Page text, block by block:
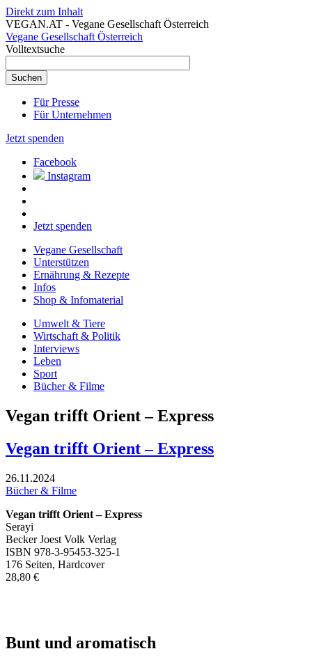
Direkt zum Inhalt
VEGAN.AT - Vegane Gesellschaft Österreich
Vegane Gesellschaft Österreich
Volltextsuche
Für Presse
Für Unternehmen
Jetzt spenden
Facebook
Instagram
Jetzt spenden
Vegane Gesellschaft
Unterstützen
Ernährung & Rezepte
Infos
Shop & Infomaterial
Umwelt & Tiere
Wirtschaft & Politik
Interviews
Leben
Sport
Bücher & Filme
Vegan trifft Orient – Express
Vegan trifft Orient – Express
26.11.2024
Bücher & Filme
Vegan trifft Orient – Express
Serayi
Becker Joest Volk Verlag
ISBN 978-3-95453-325-1
176 Seiten, Hardcover
28,80 €
Bunt und aromatisch